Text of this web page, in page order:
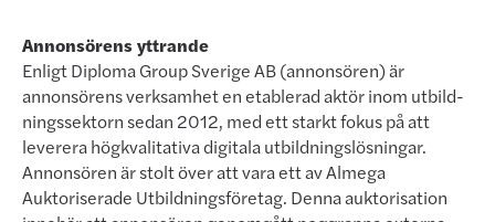
Annonsörens yttrande
Enligt Diploma Group Sverige AB (annonsören) är
annonsörens verksamhet en etablerad aktör inom utbild­
ningssektorn sedan 2012, med ett starkt fokus på att
leverera högkvalitativa digitala utbildningslösningar.
Annonsören är stolt över att vara ett av Almega
Auktoriserade Utbildningsföretag. Denna auktorisation